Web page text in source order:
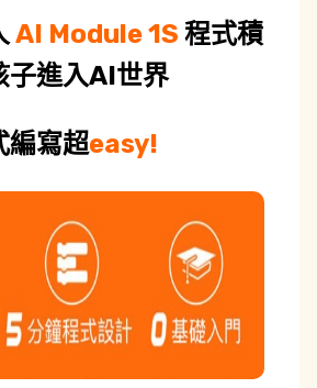
AI Module 1S 程式積
子進入AI世界
編寫超easy!